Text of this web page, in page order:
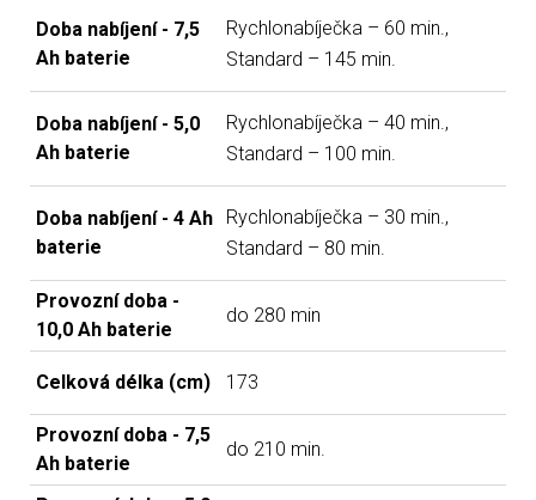
Doba nabíjení - 7,5
Ah baterie
Rychlonabíječka – 60 min.,
Standard – 145 min.
Doba nabíjení - 5,0
Ah baterie
Rychlonabíječka – 40 min.,
Standard – 100 min.
Doba nabíjení - 4 Ah
baterie
Rychlonabíječka – 30 min.,
Standard – 80 min.
Provozní doba -
10,0 Ah baterie
do 280 min
Celková délka (cm) 173
Provozní doba - 7,5
Ah baterie
do 210 min.